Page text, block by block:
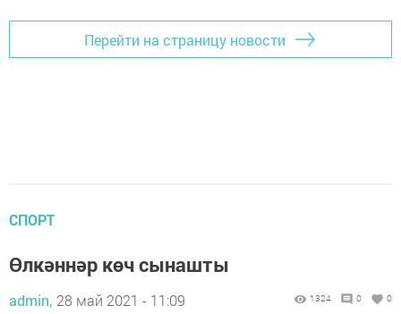
Перейти на страницу новости
СПОРТ
Өлкәннәр көч сынашты
admin, 28 май 2021 - 11:09 1324 0 0